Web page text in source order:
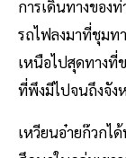
การเดินทางของ
รถไฟลงมาที่ชุมท
เหนือไปสุดทาง
ที่พึงมีไปจนถึงจัง
เหวียนอ๋ายก๊วกไ